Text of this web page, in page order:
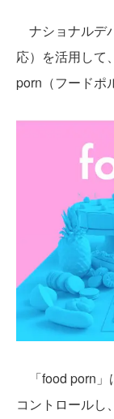
ナショナルデ
応）を活用して
porn（フードポ
「food porn」
コントロールし